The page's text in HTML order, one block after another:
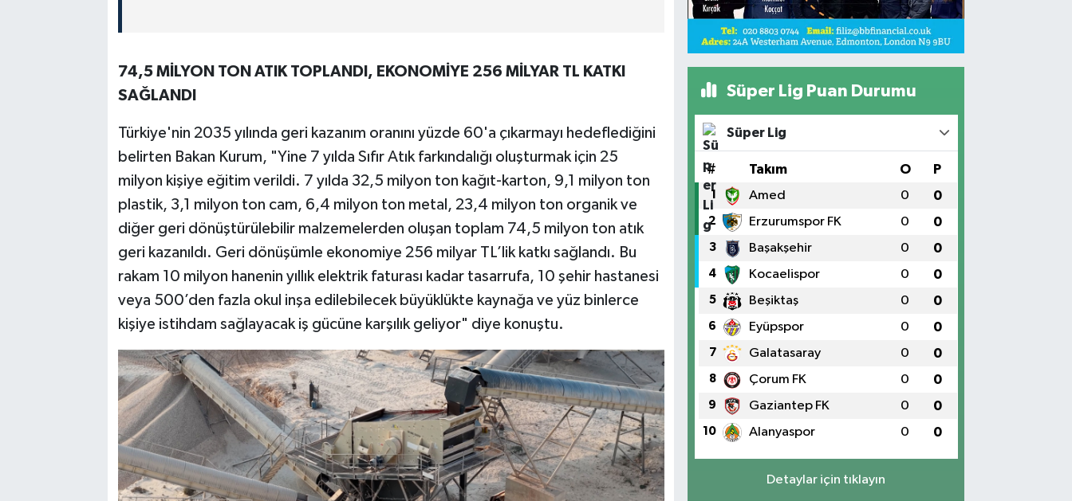
74,5 MİLYON TON ATIK TOPLANDI, EKONOMİYE 256 MİLYAR TL KATKI
SAĞLANDI
Türkiye'nin 2035 yılında geri kazanım oranını yüzde 60'a çıkarmayı hedeflediğini
belirten Bakan Kurum, "Yine 7 yılda Sıfır Atık farkındalığı oluşturmak için 25
milyon kişiye eğitim verildi. 7 yılda 32,5 milyon ton kağıt-karton, 9,1 milyon ton
plastik, 3,1 milyon ton cam, 6,4 milyon ton metal, 23,4 milyon ton organik ve
diğer geri dönüştürülebilir malzemelerden oluşan toplam 74,5 milyon ton atık
geri kazanıldı. Geri dönüşümle ekonomiye 256 milyar TL’lik katkı sağlandı. Bu
rakam 10 milyon hanenin yıllık elektrik faturası kadar tasarrufa, 10 şehir hastanesi
veya 500’den fazla okul inşa edilebilecek büyüklükte kaynağa ve yüz binlerce
kişiye istihdam sağlayacak iş gücüne karşılık geliyor" diye konuştu.
Süper Lig Puan Durumu
Süper Lig
# Takım O P
1 Amed 0 0
2 Erzurumspor FK 0 0
3 Başakşehir 0 0
4 Kocaelispor 0 0
5 Beşiktaş 0 0
6 Eyüpspor 0 0
7 Galatasaray 0 0
8 Çorum FK 0 0
9 Gaziantep FK 0 0
10 Alanyaspor 0 0
Detaylar için tıklayın